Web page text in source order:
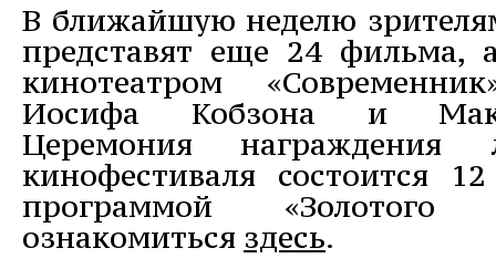
В ближайшую неделю
представят еще 24 фильма,
кинотеатром
Иосифа Кобзона и
Церемония награждения
кинофестиваля состоится
программой
ознакомиться здесь.